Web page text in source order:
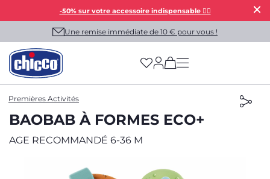
-50% sur votre accessoire indispensable 👯‍♀️
Une remise immédiate de 10 € pour vous !
(has more options
Premières Activités
BAOBAB À FORMES ECO+
AGE RECOMMANDÉ 6-36 M